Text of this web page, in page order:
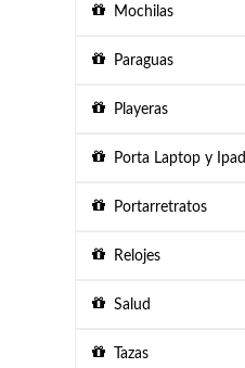
Mochilas
Paraguas
Playeras
Porta Laptop y Ipad
Portarretratos
Relojes
Salud
Tazas